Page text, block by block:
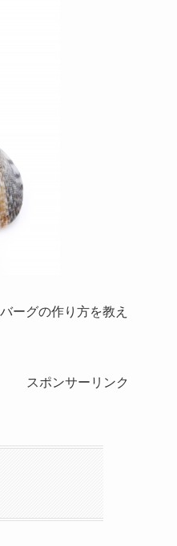
ーグの作り方を教え
スポンサーリンク